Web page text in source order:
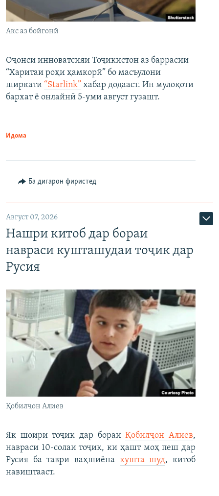
Акс аз бойгонӣ
Оҷонси инноватсияи Тоҷикистон аз баррасии
“Харитаи роҳи ҳамкорӣ” бо масъулони
ширкати “Starlink” хабар додааст. Ин мулоқоти
бархат ё онлайнӣ 5-уми август гузашт.
Идома
Ба дигарон фиристед
Август 07, 2026
Нашри китоб дар бораи
навраси кушташудаи тоҷик дар
Русия
Қобилҷон Алиев
Як шоири тоҷик дар бораиҚобилҷон Алиев,
навраси 10-солаи тоҷик, ки ҳашт моҳ пеш дар
Русия ба таври ваҳшиёна кушта шуд, китоб
навиштааст.